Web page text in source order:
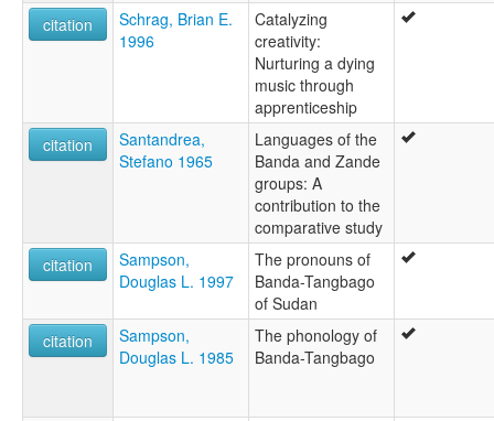
citation
Schrag, Brian E.
1996
Catalyzing
creativity:
Nurturing a dying
music through
apprenticeship
citation
Santandrea,
Stefano 1965
Languages of the
Banda and Zande
groups: A
contribution to the
comparative study
citation
Sampson,
Douglas L. 1997
The pronouns of
Banda-Tangbago
of Sudan
citation
Sampson,
Douglas L. 1985
The phonology of
Banda-Tangbago